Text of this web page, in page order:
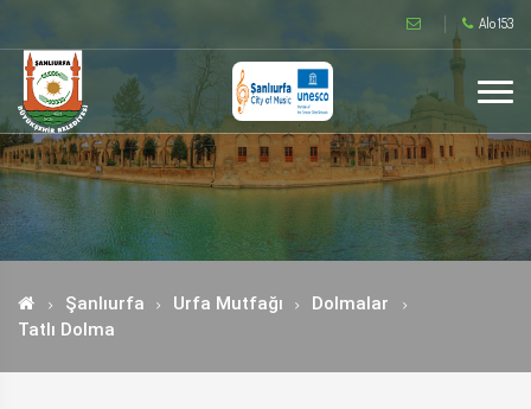
Alo 153
Şanlıurfa Urfa Mutfağı
Dolmalar
Tatlı Dolma